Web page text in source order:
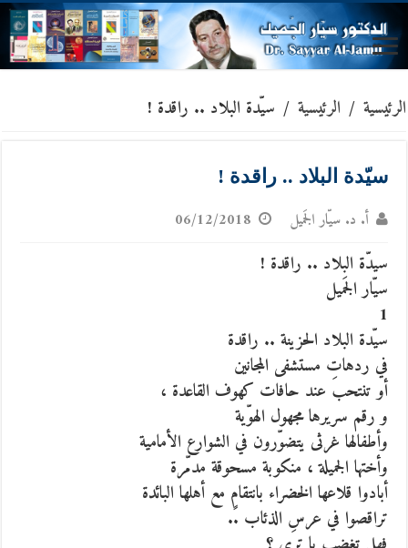
الرئيسية / الرئيسية / سيّدة البلاد .. راقدة !
سيّدة البلاد .. راقدة !
أ. د. سيّار الجَميل 06/12/2018
سيدّة البلاد .. راقدة !
سيّار الجَميل
1
سيّدة البلاد الحزينة .. راقدة
في ردهاتِ مستشفى المجانين
أو تنتحب عند حافات كهوف القاعدة ،
و رقم سريرها مجهول الهوّية
وأطفالها غرثى يتضوّرون في الشوارع الأمامية
وأختها الجميلة ، منكوبة مسحوقة مدمّرة
أبادوا قلاعها الخضراء بانتقامٍ مع أهلها البائدة
تراقصوا في عرسِ الذئاب ..